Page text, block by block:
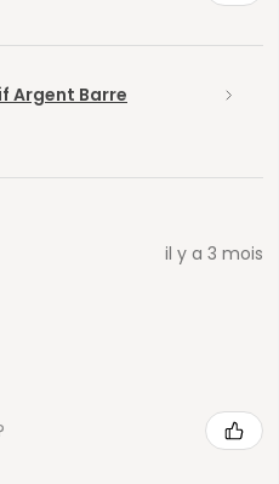
Argent Barre
il y a 3 mois